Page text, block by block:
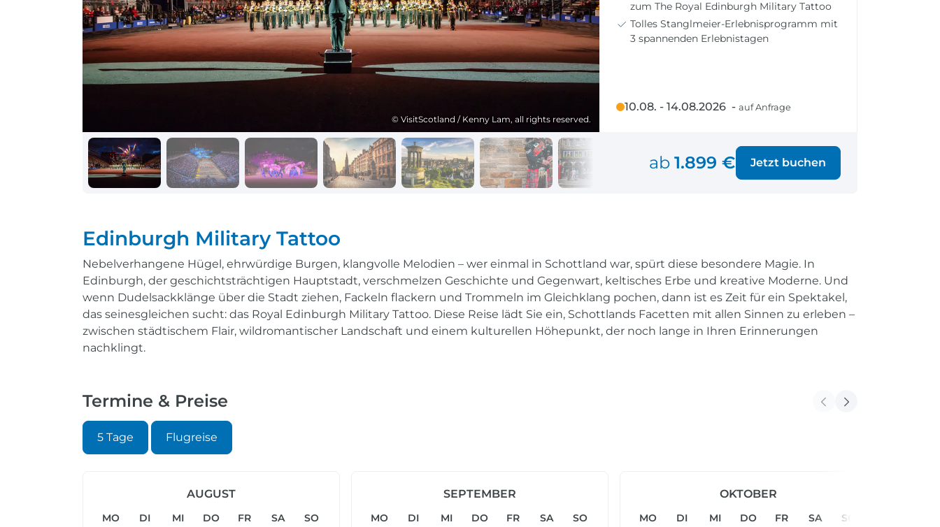
Frankreich Kroatien
Letzte Plätze sichern
Ihr perfekt geplantes Jahr Alles auf einen Blick
Alle Reiseziele
Reisen mit
Durchführungsgarantie
Letzte Plätze sichern
Reisekalender
Ihr perfekt geplantes Jahr
Ihr Weg zum Flughafen
Flughafentransfer & Parken
Einreisebestimmungen
Alles Wichtige
Landausflüge buchen
© VisitScotland / Kenny Lam, all rights reserved.
zum The Royal Edinburgh Military Tattoo
Tolles Stanglmeier-Erlebnisprogramm mit
3 spannenden Erlebnistagen
10.08. - 14.08.2026 - auf Anfrage
ab 1.899 € Jetzt buchen
Edinburgh Military Tattoo
Nebelverhangene Hügel, ehrwürdige Burgen, klangvolle Melodien – wer einmal in Schottland war, spürt diese besondere Magie. In
Edinburgh, der geschichtsträchtigen Hauptstadt, verschmelzen Geschichte und Gegenwart, keltisches Erbe und kreative Moderne. Und
wenn Dudelsackklänge über die Stadt ziehen, Fackeln flackern und Trommeln im Gleichklang pochen, dann ist es Zeit für ein Spektakel,
das seinesgleichen sucht: das Royal Edinburgh Military Tattoo. Diese Reise lädt Sie ein, Schottlands Facetten mit allen Sinnen zu erleben –
zwischen städtischem Flair, wildromantischer Landschaft und einem kulturellen Höhepunkt, der noch lange in Ihren Erinnerungen
nachklingt.
Termine & Preise
5 Tage Flugreise
AUGUST
MO DI MI DO FR SA SO
SEPTEMBER
MO DI MI DO FR SA SO
OKTOBER
MO DI MI DO FR SA SO